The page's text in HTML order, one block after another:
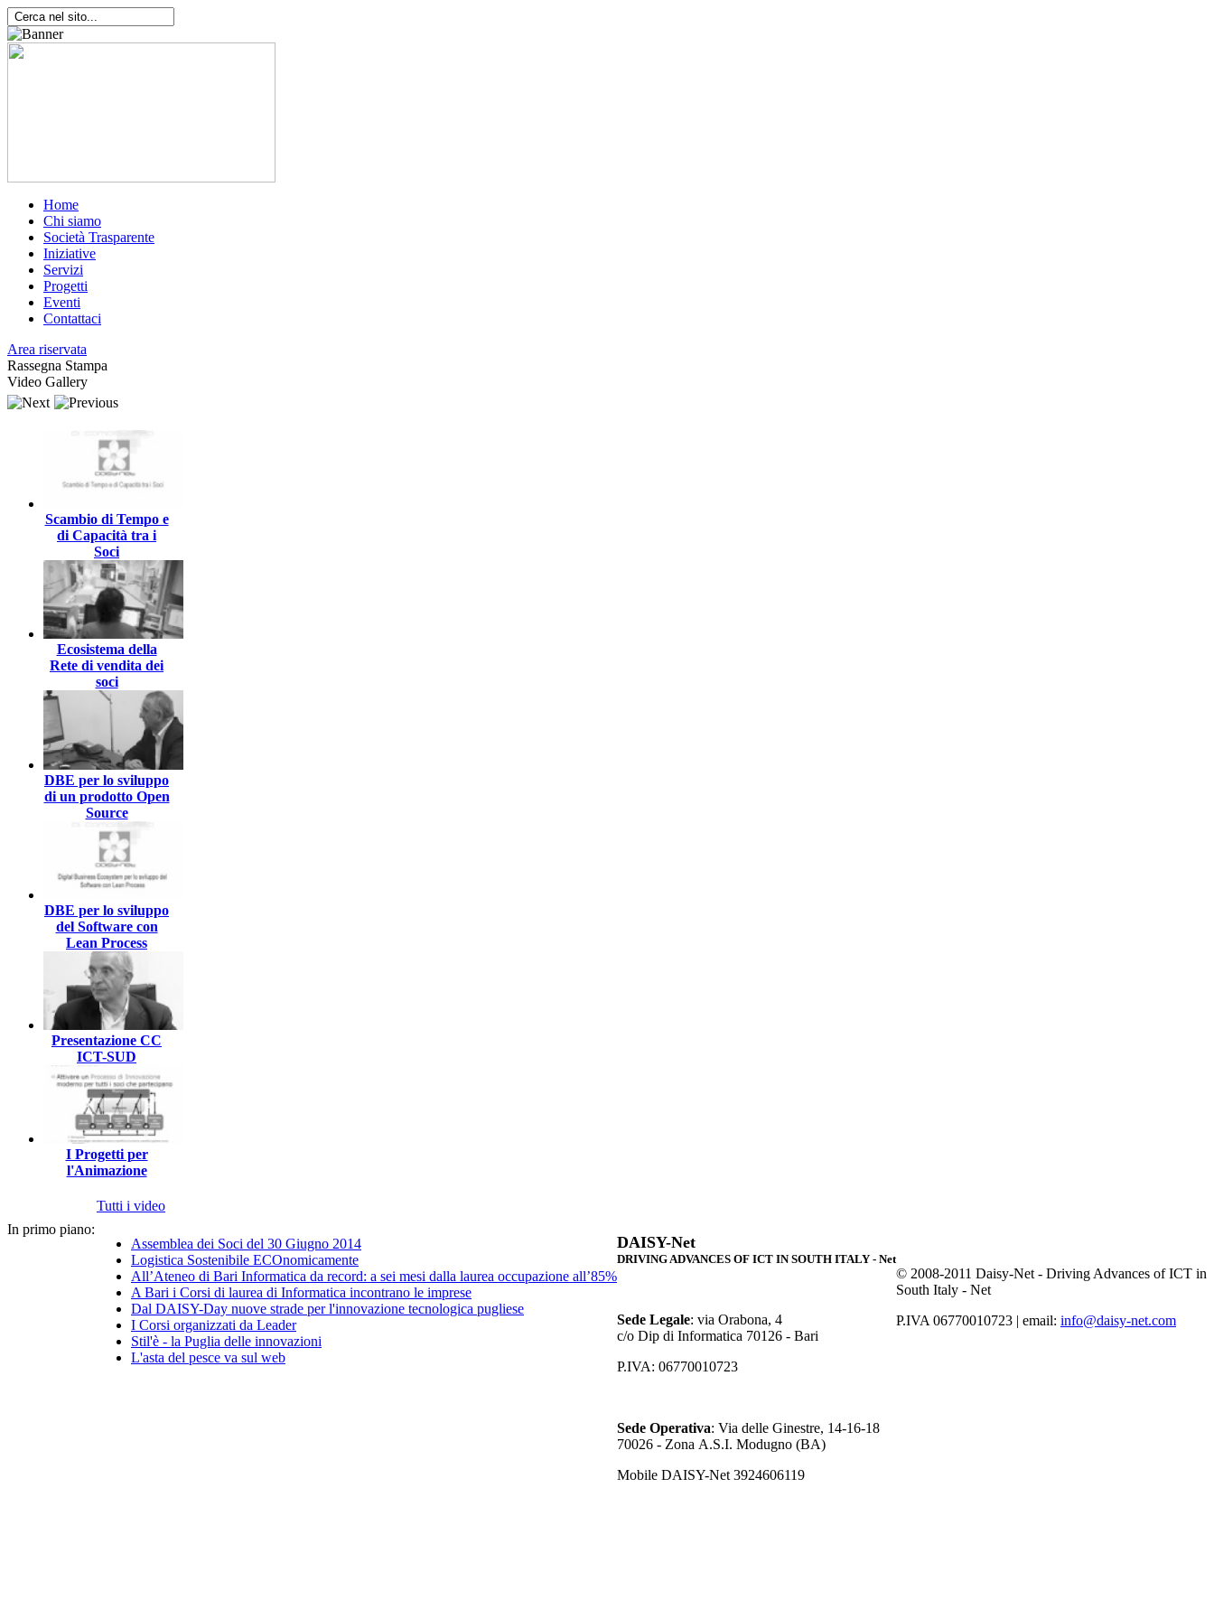
Home
Chi siamo
Società Trasparente
Iniziative
Servizi
Progetti
Eventi
Contattaci
Area riservata
Rassegna Stampa
Video Gallery
Scambio di Tempo e
di Capacità tra i
Soci
Ecosistema della
Rete di vendita dei
soci
DBE per lo sviluppo
di un prodotto Open
Source
DBE per lo sviluppo
del Software con
Lean Process
Presentazione CC
ICT-SUD
I Progetti per
l'Animazione
Tutti i video
In primo piano:
Assemblea dei Soci del 30 Giugno 2014
Logistica Sostenibile ECOnomicamente
All’Ateneo di Bari Informatica da record: a sei mesi dalla laurea occupazione all’85%
A Bari i Corsi di laurea di Informatica incontrano le imprese
Dal DAISY-Day nuove strade per l'innovazione tecnologica pugliese
I Corsi organizzati da Leader
Stil'è - la Puglia delle innovazioni
L'asta del pesce va sul web
DAISY-Net
DRIVING ADVANCES OF ICT IN SOUTH ITALY - Net
Sede Legale: via Orabona, 4
c/o Dip di Informatica 70126 - Bari
P.IVA: 06770010723
Sede Operativa: Via delle Ginestre, 14-16-18
70026 - Zona A.S.I. Modugno (BA)
Mobile DAISY-Net 3924606119
© 2008-2011 Daisy-Net - Driving Advances of ICT in
South Italy - Net
P.IVA 06770010723 | email: info@daisy-net.com